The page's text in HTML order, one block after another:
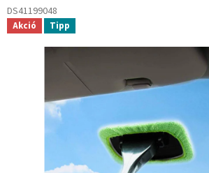
DS41199048
Akció Tipp